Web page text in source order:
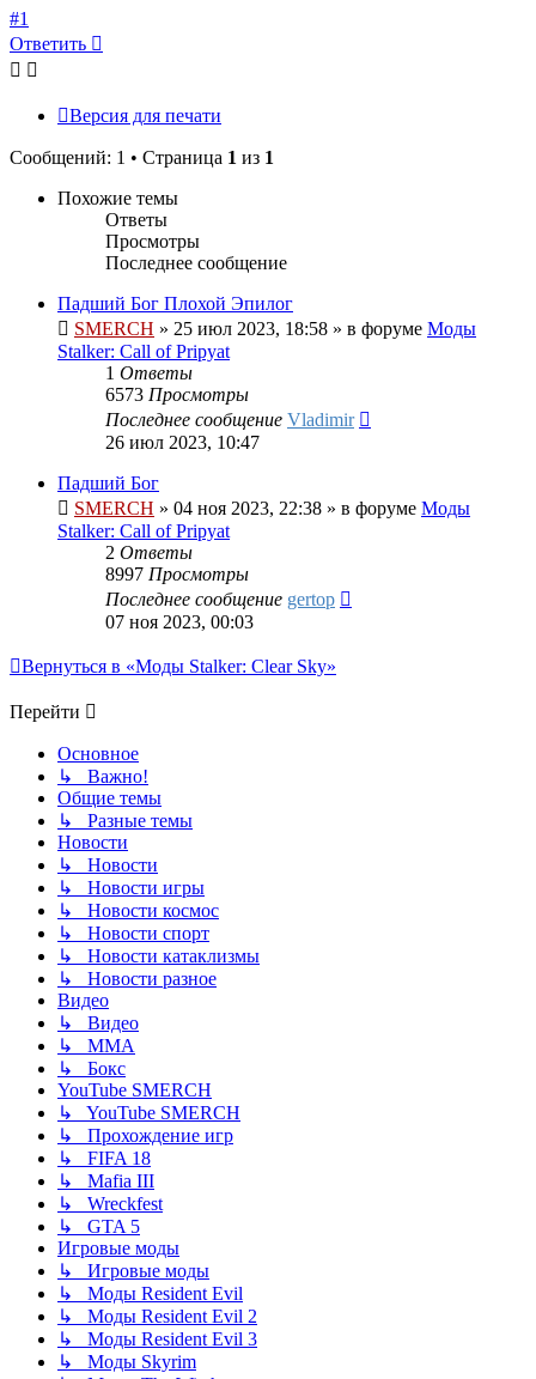
началу
#1
Ответить
Версия для печати
Сообщений: 1 • Страница 1 из 1
Похожие темы
Ответы
Просмотры
Последнее сообщение
Падший Бог Плохой Эпилог
SMERCH » 25 июл 2023, 18:58 » в форуме Моды
Stalker: Call of Pripyat
1 Ответы
6573 Просмотры
Последнее сообщение Vladimir
26 июл 2023, 10:47
Падший Бог
SMERCH » 04 ноя 2023, 22:38 » в форуме Моды
Stalker: Call of Pripyat
2 Ответы
8997 Просмотры
Последнее сообщение gertop
07 ноя 2023, 00:03
Вернуться в «Моды Stalker: Clear Sky»
Перейти
Основное
↳ Важно!
Общие темы
↳ Разные темы
Новости
↳ Новости
↳ Новости игры
↳ Новости космос
↳ Новости спорт
↳ Новости катаклизмы
↳ Новости разное
Видео
↳ Видео
↳ ММА
↳ Бокс
YouTube SMERCH
↳ YouTube SMERCH
↳ Прохождение игр
↳ FIFA 18
↳ Mafia III
↳ Wreckfest
↳ GTA 5
Игровые моды
↳ Игровые моды
↳ Моды Resident Evil
↳ Моды Resident Evil 2
↳ Моды Resident Evil 3
↳ Моды Skyrim